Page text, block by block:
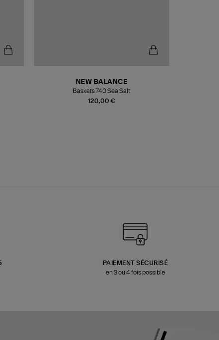
120,00 €
NEW BALANCE
Baskets 740 Sea Salt
PAIEMENT SÉCURISÉ
en 3 ou 4 fois possible